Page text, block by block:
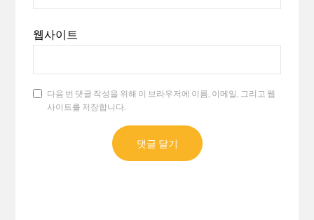
웹사이트
다음 번 댓글 작성을 위해 이 브라우저에 이름, 이메일, 그리고 웹
사이트를 저장합니다.